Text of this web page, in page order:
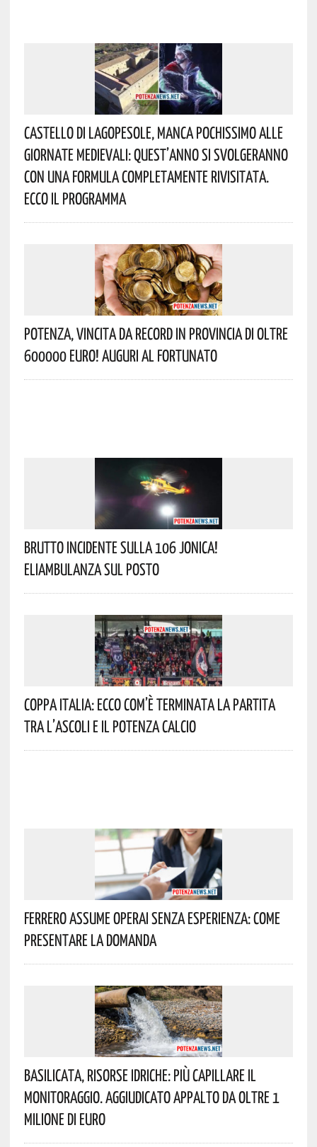
Castello Di Lagopesole, Manca Pochissimo Alle
Giornate Medievali: Quest’anno Si Svolgeranno
Con Una Formula Completamente Rivisitata.
Ecco Il Programma
Potenza, Vincita Da Record In Provincia Di Oltre
600000 Euro! Auguri Al Fortunato
Brutto Incidente Sulla 106 Jonica!
Eliambulanza Sul Posto
Coppa Italia: Ecco Com’è Terminata La Partita
Tra L’Ascoli E Il Potenza Calcio
Ferrero Assume Operai Senza Esperienza: Come
Presentare La Domanda
Basilicata, Risorse Idriche: Più Capillare Il
Monitoraggio. Aggiudicato Appalto Da Oltre 1
Milione Di Euro